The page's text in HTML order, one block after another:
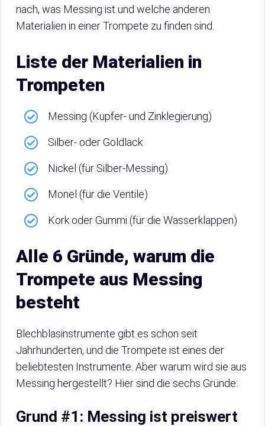
nach, was Messing ist und welche anderen
Materialien in einer Trompete zu finden sind.
Liste der Materialien in
Trompeten
Messing (Kupfer- und Zinklegierung)
Silber- oder Goldlack
Nickel (für Silber-Messing)
Monel (für die Ventile)
Kork oder Gummi (für die Wasserklappen)
Alle 6 Gründe, warum die
Trompete aus Messing
besteht
Blechblasinstrumente gibt es schon seit
Jahrhunderten, und die Trompete ist eines der
beliebtesten Instrumente. Aber warum wird sie aus
Messing hergestellt? Hier sind die sechs Gründe:
Grund #1: Messing ist preiswert